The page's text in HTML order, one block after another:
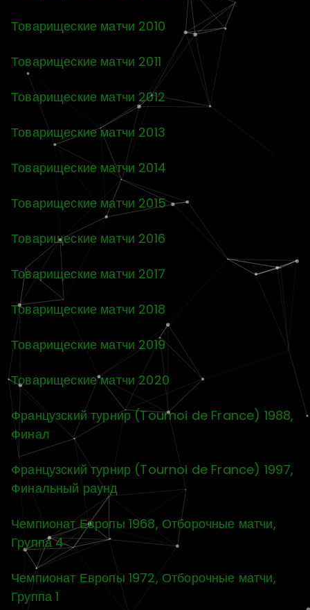
Товарищеские матчи 2010
Товарищеские матчи 2011
Товарищеские матчи 2012
Товарищеские матчи 2013
Товарищеские матчи 2014
Товарищеские матчи 2015
Товарищеские матчи 2016
Товарищеские матчи 2017
Товарищеские матчи 2018
Товарищеские матчи 2019
Товарищеские матчи 2020
Французский турнир (Tournoi de France) 1988,
Финал
Французский турнир (Tournoi de France) 1997,
Финальный раунд
Чемпионат Европы 1968, Отборочные матчи,
Группа 4
Чемпионат Европы 1972, Отборочные матчи,
Группа 1